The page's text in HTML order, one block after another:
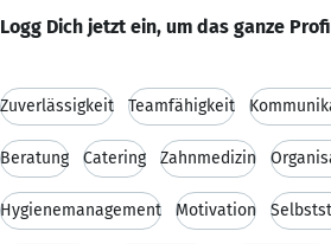
Logg Dich jetzt ein, um das ganze
Zuverlässigkeit Teamfähigkeit
Beratung Catering Zahnmedizin
Hygienemanagement Motivation